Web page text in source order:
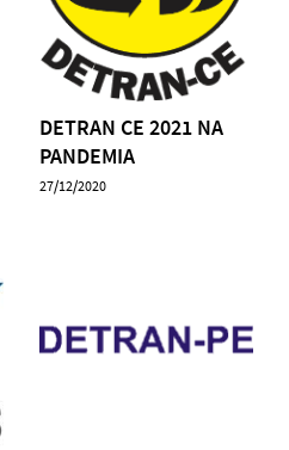
DETRAN CE 2021 NA
PANDEMIA
27/12/2020